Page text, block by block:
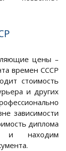
цены –
времен СССР
стоимость
и других
зависимости
диплома
и находим